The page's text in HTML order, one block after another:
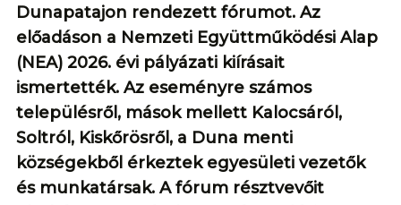
Dunapatajon rendezett fórumot. Az
előadáson a Nemzeti Együttműködési Alap
(NEA) 2026. évi pályázati kiírásait
ismertették. Az eseményre számos
településről, mások mellett Kalocsáról,
Soltról, Kiskőrösről, a Duna menti
községekből érkeztek egyesületi vezetők
és munkatársak. A fórum résztvevőit